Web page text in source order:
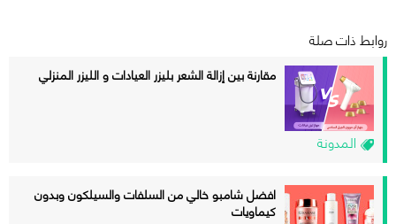
روابط ذات صلة
المدونة
مقارنة بين إزالة الشعر بليزر العيادات و الليزر المنزلي
افضل شامبو خالي من السلفات والسيلكون وبدون
كيماويات